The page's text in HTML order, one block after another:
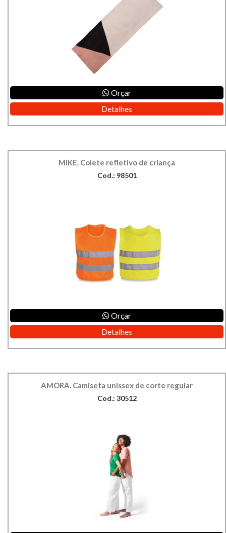
Orçar
Detalhes
MIKE. Colete refletivo de criança
Cod.: 98501
Orçar
Detalhes
AMORA. Camiseta unissex de corte regular
Cod.: 30512